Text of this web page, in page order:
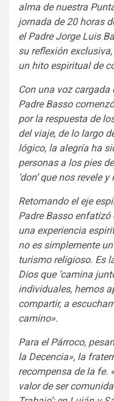
alma de nuestra
jornada de 20 horas
el Padre Jorge Luis
su reflexión
un hito espiritual de
Con una voz
Padre Basso
por la respuesta de
del viaje, de lo largo
lógico, la alegría ha
personas a los pies
‘don’ que nos revele
Retomando el eje
Padre Basso enfatizó
una experiencia
no es simplemente
turismo religioso. Es
Dios que ‘camina
individuales, hemos
compartir, a
camino».
Para el Párroco,
la Decencia», la
recompensa de la fe.
valor de ser